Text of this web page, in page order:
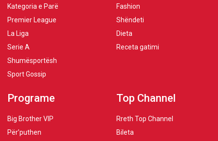
Kategoria e Parë
Premier League
La Liga
Serie A
Shumësportësh
Sport Gossip
Fashion
Shëndeti
Dieta
Receta gatimi
Programe
Big Brother VIP
Për’puthen
Top Channel
Rreth Top Channel
Bileta